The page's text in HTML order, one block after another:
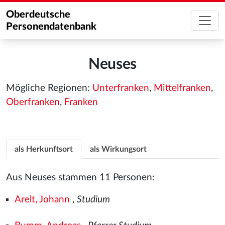
Oberdeutsche
Personendatenbank
Neuses
Mögliche Regionen: Unterfranken, Mittelfranken,
Oberfranken, Franken
als Herkunftsort als Wirkungsort
Aus Neuses stammen 11 Personen:
Arelt, Johann , Studium